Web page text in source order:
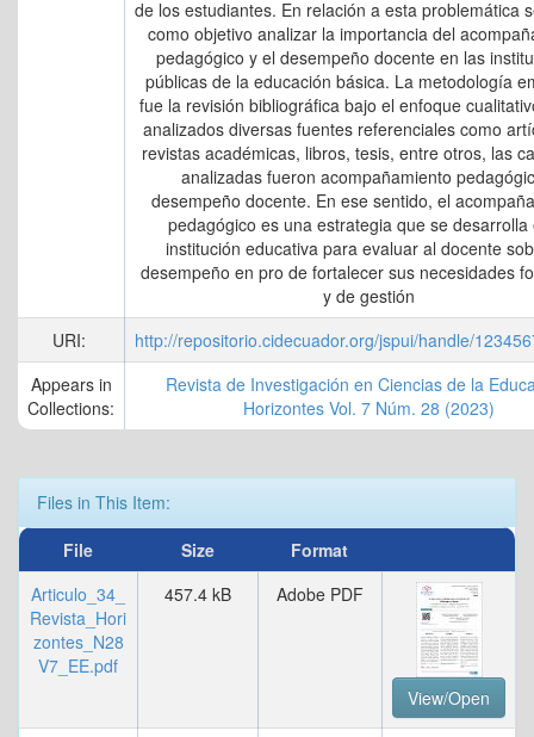
de los estudiantes. En relación a esta problemática
como objetivo analizar la importancia del
pedagógico y el desempeño docente en las
públicas de la educación básica. La metodología
fue la revisión bibliográfica bajo el enfoque
analizados diversas fuentes referenciales como
revistas académicas, libros, tesis, entre otros, las
analizadas fueron acompañamiento
desempeño docente. En ese sentido, el
pedagógico es una estrategia que se desarrolla
institución educativa para evaluar al docente
desempeño en pro de fortalecer sus necesidades
y de gestión
URI:
http://repositorio.cidecuador.org/jspui/handle/
Appears in
Collections:
Revista de Investigación en Ciencias de la
Horizontes Vol. 7 Núm. 28 (2023)
Files in This Item:
File
Size
Format
Articulo_34_
Revista_Hori
zontes_N28
V7_EE.pdf
457.4 kB Adobe PDF
View/Open